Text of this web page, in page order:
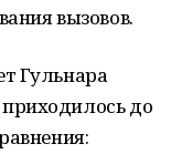
вызовов.
Гульнара
до